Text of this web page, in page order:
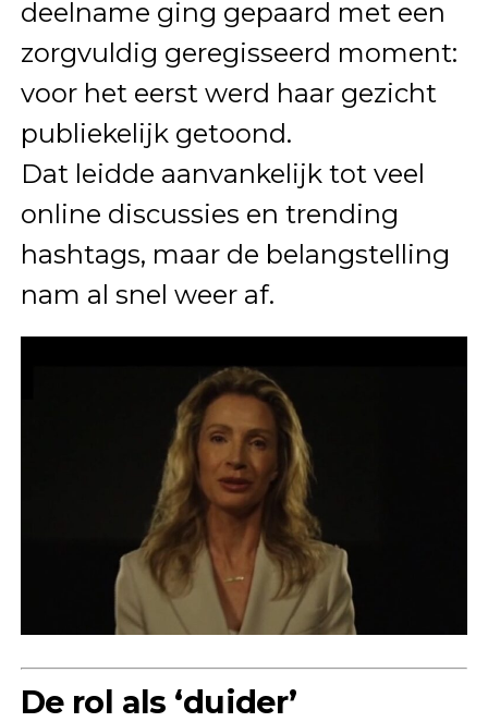
deelname ging gepaard met een
zorgvuldig geregisseerd moment:
voor het eerst werd haar gezicht
publiekelijk getoond.
Dat leidde aanvankelijk tot veel
online discussies en trending
hashtags, maar de belangstelling
nam al snel weer af.
De rol als ‘duider’